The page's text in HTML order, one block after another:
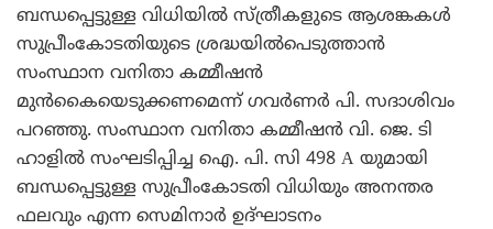
ബന്ധപ്പെട്ടുള്ള വിധിയില്‍ സ്ത്രീകളുടെ ആശങ്കകള്‍
സുപ്രീംകോടതിയുടെ ശ്രദ്ധയില്‍പെടുത്താന്‍
സംസ്ഥാന വനിതാ കമ്മീഷന്‍
മുന്‍കൈയെടുക്കണമെന്ന് ഗവര്‍ണര്‍ പി. സദാശിവം
പറഞ്ഞു. സംസ്ഥാന വനിതാ കമ്മീഷന്‍ വി. ജെ. ടി
ഹാളില്‍ സംഘടിപ്പിച്ച ഐ. പി. സി 498 A യുമായി
ബന്ധപ്പെട്ടുള്ള സുപ്രീംകോടതി വിധിയും അനന്തര
ഫലവും എന്ന സെമിനാര്‍ ഉദ്ഘാടനം